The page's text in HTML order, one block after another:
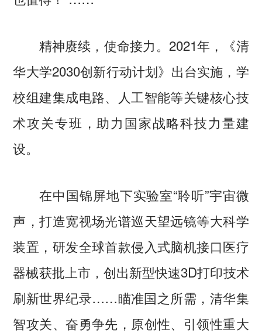
精神赓续，使命接力。2021年，《清
华大学2030创新行动计划》出台实施，学
校组建集成电路、人工智能等关键核心技
术攻关专班，助力国家战略科技力量建
设。
在中国锦屏地下实验室“聆听”宇宙微
声，打造宽视场光谱巡天望远镜等大科学
装置，研发全球首款侵入式脑机接口医疗
器械获批上市，创出新型快速3D打印技术
刷新世界纪录……瞄准国之所需，清华集
智攻关、奋勇争先，原创性、引领性重大